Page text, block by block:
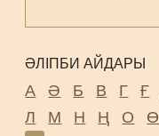
ӘЛІПБИ АЙДАРЫ
А Ә Б В Г Ғ
Л
М Н Ң О Ө